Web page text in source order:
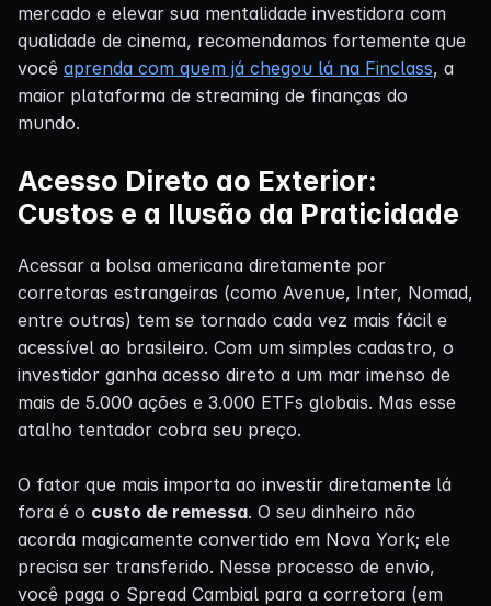
mercado e elevar sua mentalidade investidora com
qualidade de cinema, recomendamos fortemente que
você aprenda com quem já chegou lá na Finclass, a
maior plataforma de streaming de finanças do
mundo.
Acesso Direto ao Exterior:
Custos e a Ilusão da Praticidade
Acessar a bolsa americana diretamente por
corretoras estrangeiras (como Avenue, Inter, Nomad,
entre outras) tem se tornado cada vez mais fácil e
acessível ao brasileiro. Com um simples cadastro, o
investidor ganha acesso direto a um mar imenso de
mais de 5.000 ações e 3.000 ETFs globais. Mas esse
atalho tentador cobra seu preço.
O fator que mais importa ao investir diretamente lá
fora é o custo de remessa. O seu dinheiro não
acorda magicamente convertido em Nova York; ele
precisa ser transferido. Nesse processo de envio,
você paga o Spread Cambial para a corretora (em